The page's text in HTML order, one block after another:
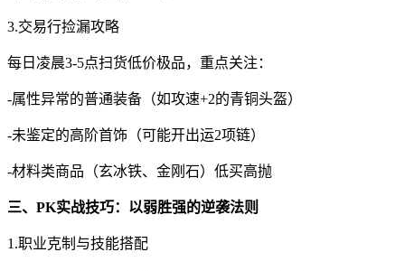
3.交易行捡漏攻略
每日凌晨3-5点扫货低价极品，重点关注：
-属性异常的普通装备（如攻速+2的青铜头盔）
-未鉴定的高阶首饰（可能开出运2项链）
-材料类商品（玄冰铁、金刚石）低买高抛
三、PK实战技巧：以弱胜强的逆袭法则
1.职业克制与技能搭配